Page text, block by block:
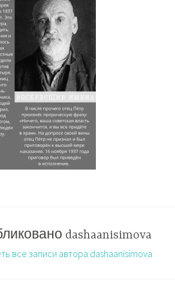
dashaanisimova
все записи автора dashaanisimova